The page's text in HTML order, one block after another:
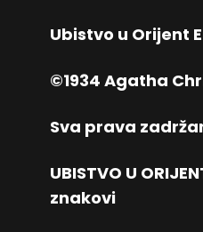
Ubistvo u Orijent
©1934 Agatha
Sva prava
UBISTVO U
znakovi